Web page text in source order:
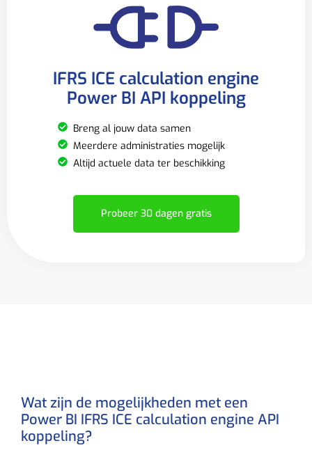
IFRS ICE calculation engine
Power BI API koppeling
Breng al jouw data samen
Meerdere administraties mogelijk
Altijd actuele data ter beschikking
Probeer 30 dagen gratis
Wat zijn de mogelijkheden met een
Power BI IFRS ICE calculation engine API
koppeling?